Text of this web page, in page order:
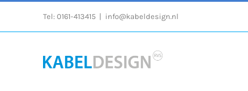
Tel: 0161-413415 info@kabeldesign.nl